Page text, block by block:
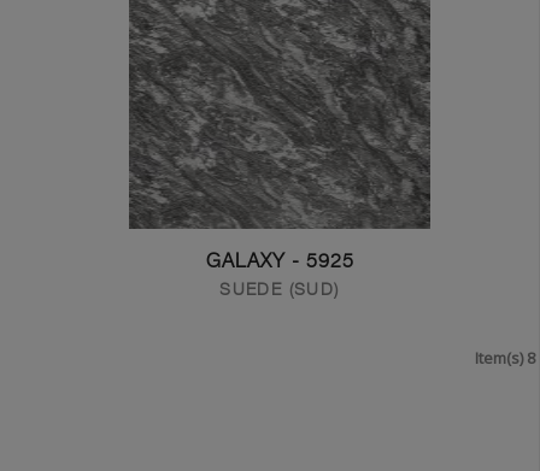
5925 - GALAXY
SUEDE (SUD)
8 Item(s)